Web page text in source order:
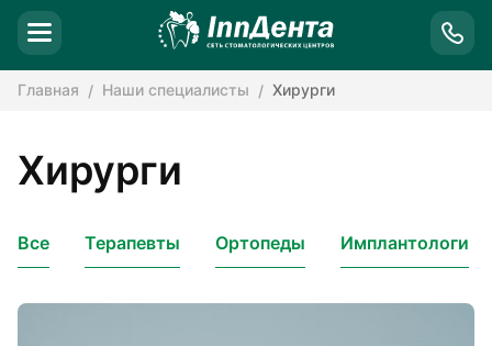
Главная Наши специалисты Хирурги
Хирурги
Все Терапевты Ортопеды Имплантологи